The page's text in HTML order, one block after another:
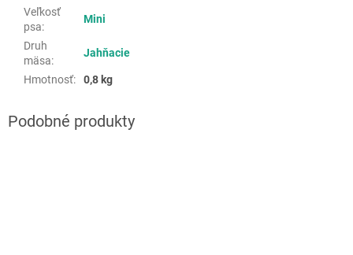
Veľkosť
psa:
Mini
Druh
mäsa:
Jahňacie
Hmotnosť: 0,8 kg